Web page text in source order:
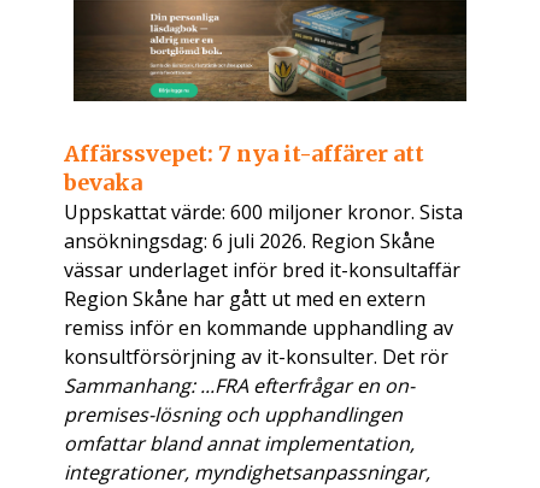
Affärssvepet: 7 nya it-affärer att
bevaka
Uppskattat värde: 600 miljoner kronor. Sista
ansökningsdag: 6 juli 2026. Region Skåne
vässar underlaget inför bred it-konsultaffär
Region Skåne har gått ut med en extern
remiss inför en kommande upphandling av
konsultförsörjning av it-konsulter. Det rör
Sammanhang: ...FRA efterfrågar en on-
premises-lösning och upphandlingen
omfattar bland annat implementation,
integrationer, myndighetsanpassningar,